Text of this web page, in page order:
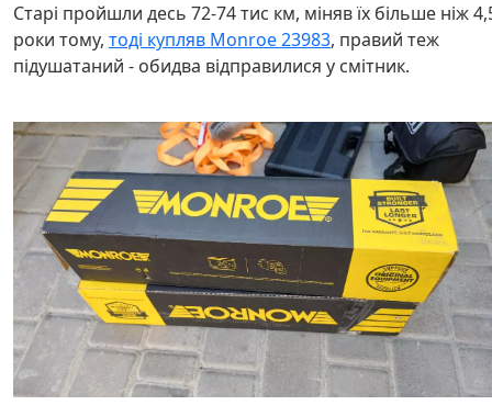
Старі пройшли десь 72-74 тис км, міняв їх більше ніж
роки тому, тоді купляв Monroe 23983, правий теж
підушатаний - обидва відправилися у смітник.